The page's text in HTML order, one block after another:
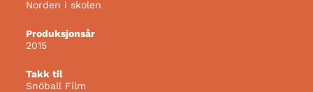
Norden i skolen
Produksjonsår
2015
Takk til
Snöball Film